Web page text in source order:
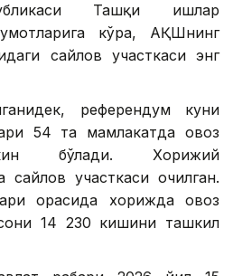
Ташқи ишлар
кўра, АҚШнинг
сайлов участкаси энг
референдум куни
54 та мамлакатда овоз
бўлади. Хорижий
сайлов участкаси очилган.
орасида хорижда овоз
14 230 кишини ташкил